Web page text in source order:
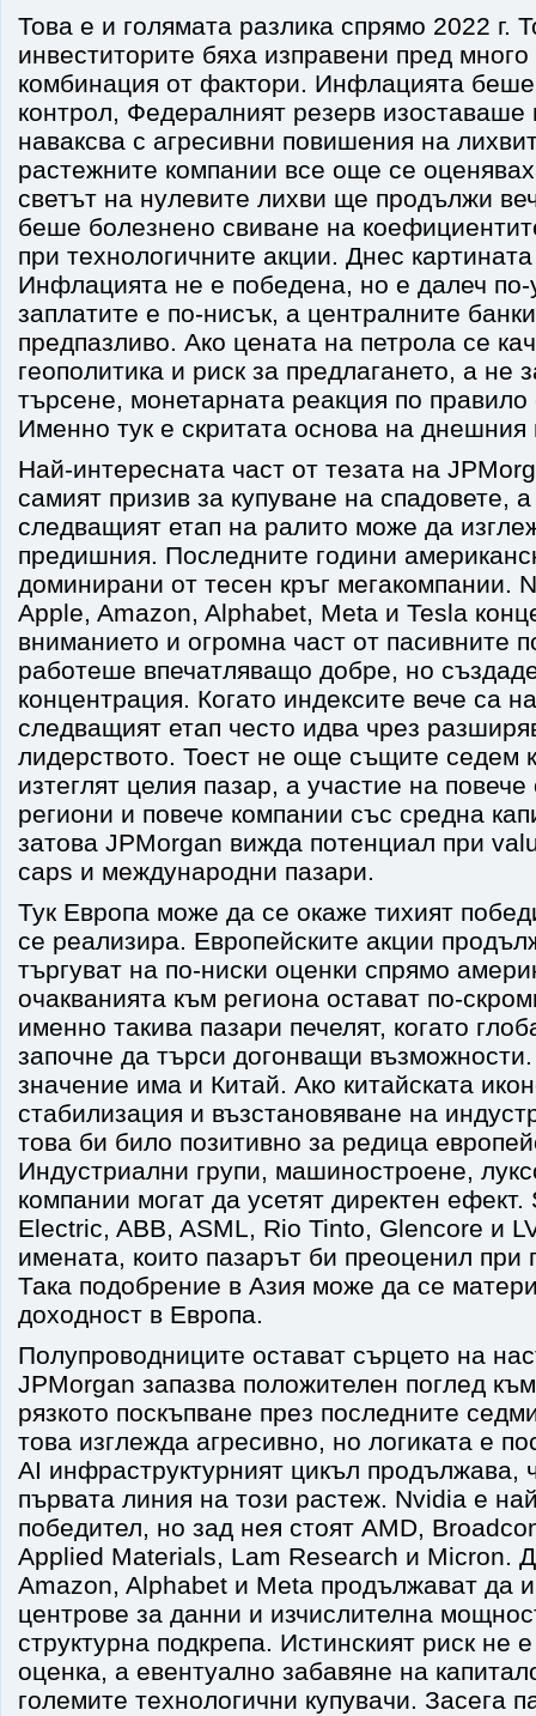
Това е и голямата разлика спрямо 2022 г.
инвеститорите бяха изправени пред много
комбинация от фактори. Инфлацията беше
контрол, Федералният резерв
наваксва с агресивни повишения на
растежните компании все още се
светът на нулевите лихви ще продължи
беше болезнено свиване на
при технологичните акции. Днес
Инфлацията не е победена, но е далеч
заплатите е по-нисък, а централните
предпазливо. Ако цената на петрола се
геополитика и риск за предлагането, а не
търсене, монетарната реакция по
Именно тук е скритата основа на
Най-интересната част от тезата на
самият призив за купуване на спадовете,
следващият етап на ралито може да
предишния. Последните години
доминирани от тесен кръг мегакомпании.
Apple, Amazon, Alphabet, Meta и Tesla
вниманието и огромна част от пасивните
работеше впечатляващо добре, но
концентрация. Когато индексите вече са
следващият етап често идва чрез
лидерството. Тоест не още същите седем
изтеглят целия пазар, а участие на повече
региони и повече компании със средна
затова JPMorgan вижда потенциал при
caps и международни пазари.
Тук Европа може да се окаже тихият
се реализира. Европейските акции
търгуват на по-ниски оценки спрямо
очакванията към региона остават по-
именно такива пазари печелят, когато
започне да търси догонващи
значение има и Китай. Ако китайската
стабилизация и възстановяване на
това би било позитивно за редица
Индустриални групи, машиностроене,
компании могат да усетят директен
Electric, ABB, ASML, Rio Tinto, Glencore и
имената, които пазарът би преоценил при
Така подобрение в Азия може да се
доходност в Европа.
Полупроводниците остават сърцето на
JPMorgan запазва положителен поглед
рязкото поскъпване през последните
това изглежда агресивно, но логиката е
AI инфраструктурният цикъл продължава,
първата линия на този растеж. Nvidia е
победител, но зад нея стоят AMD,
Applied Materials, Lam Research и Micron.
Amazon, Alphabet и Meta продължават да
центрове за данни и изчислителна
структурна подкрепа. Истинският риск не
оценка, а евентуално забавяне на
големите технологични купувачи. Засега